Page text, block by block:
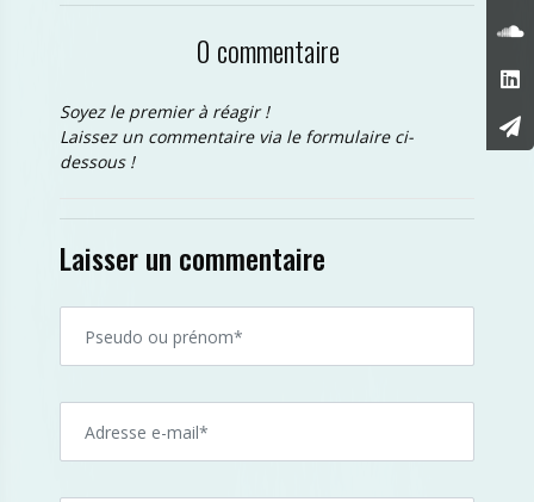
0 commentaire
Soyez le premier à réagir !
Laissez un commentaire via le formulaire ci-
dessous !
Laisser un commentaire